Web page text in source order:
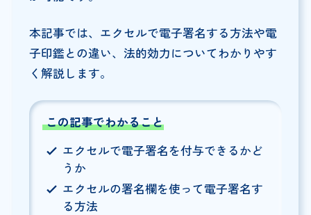
本記事では、エクセルで電子署名する方法や電
子印鑑との違い、法的効力についてわかりやす
く解説します。
この記事でわかること
エクセルで電子署名を付与できるかど
うか
エクセルの署名欄を使って電子署名す
る方法